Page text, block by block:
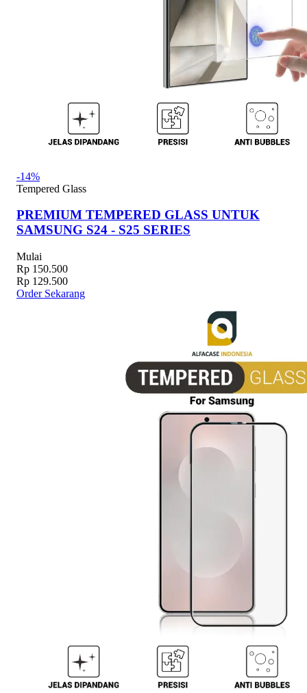
-14%
Tempered Glass
PREMIUM TEMPERED GLASS UNTUK
SAMSUNG S24 - S25 SERIES
Mulai
Rp 150.500
Rp 129.500
Order Sekarang